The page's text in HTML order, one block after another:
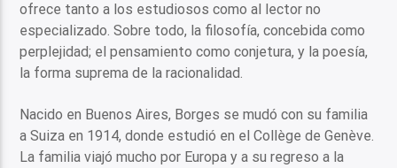
ofrece tanto a los estudiosos como al lector no
especializado. Sobre todo, la filosofía, concebida como
perplejidad; el pensamiento como conjetura, y la poesía,
la forma suprema de la racionalidad.
Nacido en Buenos Aires, Borges se mudó con su familia
a Suiza en 1914, donde estudió en el Collège de Genève.
La familia viajó mucho por Europa y a su regreso a la